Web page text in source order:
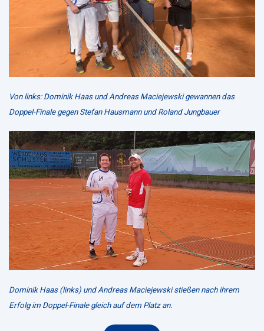
Von links: Dominik Haas und Andreas Maciejewski gewannen das
Doppel-Finale gegen Stefan Hausmann und Roland Jungbauer
Dominik Haas (links) und Andreas Maciejewski stießen nach ihrem
Erfolg im Doppel-Finale gleich auf dem Platz an.